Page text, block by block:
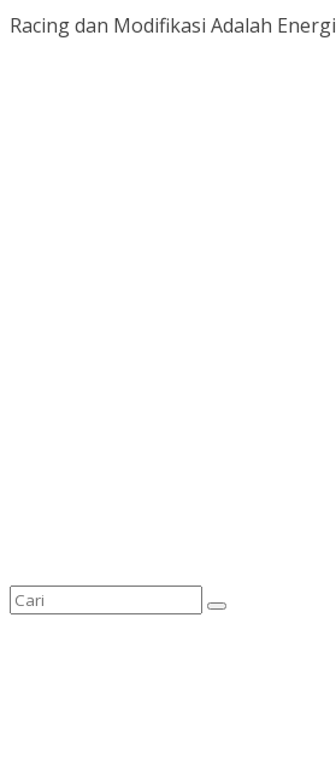
Racing dan Modifikasi Adalah Energi